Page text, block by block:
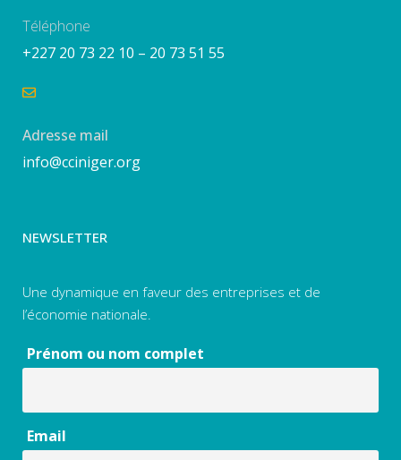
Téléphone
+227 20 73 22 10 – 20 73 51 55
Adresse mail
info@cciniger.org
NEWSLETTER
Une dynamique en faveur des entreprises et de
l’économie nationale.
Prénom ou nom complet
Email